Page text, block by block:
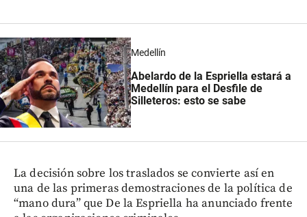
Medellín
Abelardo de la Espriella estará a
Medellín para el Desfile de
Silleteros: esto se sabe
La decisión sobre los traslados se convierte así en
una de las primeras demostraciones de la política de
“mano dura” que De la Espriella ha anunciado frente